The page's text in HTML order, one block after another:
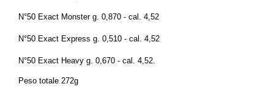
N°50 Exact Monster g. 0,870 - cal. 4,52
N°50 Exact Express g. 0,510 - cal. 4,52
N°50 Exact Heavy g. 0,670 - cal. 4,52.
Peso totale 272g